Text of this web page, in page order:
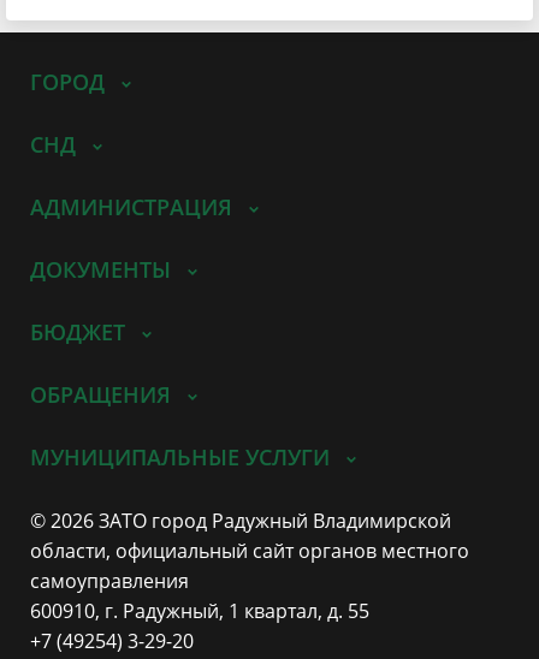
ГОРОД
СНД
АДМИНИСТРАЦИЯ
ДОКУМЕНТЫ
БЮДЖЕТ
ОБРАЩЕНИЯ
МУНИЦИПАЛЬНЫЕ УСЛУГИ
© 2026 ЗАТО город Радужный Владимирской
области, официальный сайт органов местного
самоуправления
600910, г. Радужный, 1 квартал, д. 55
+7 (49254) 3-29-20